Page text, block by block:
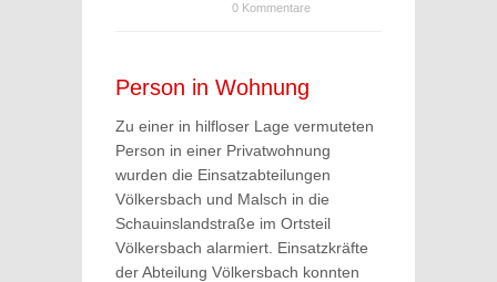
0 Kommentare
Person in Wohnung
Zu einer in hilfloser Lage vermuteten
Person in einer Privatwohnung
wurden die Einsatzabteilungen
Völkersbach und Malsch in die
Schauinslandstraße im Ortsteil
Völkersbach alarmiert. Einsatzkräfte
der Abteilung Völkersbach konnten